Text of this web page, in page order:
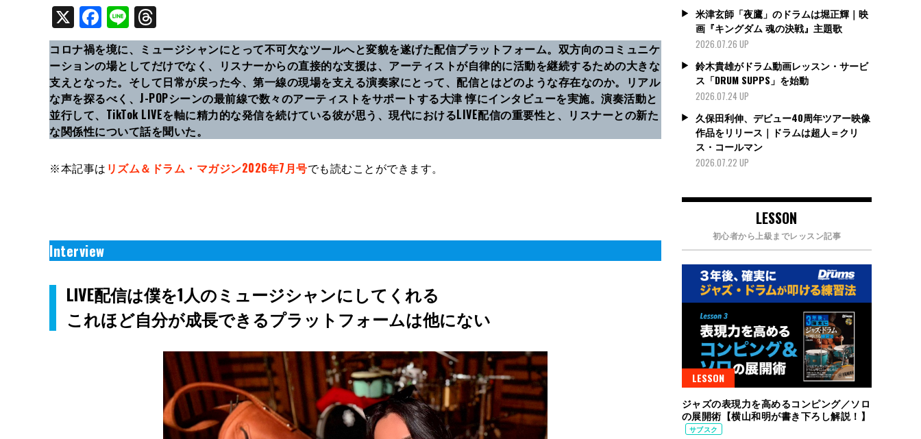
X Facebook
Line
コロナ禍を境に、ミュージシャンにとって不可欠なツールへと変貌を遂げた配信プラットフォーム。双方向のコミュニケ
ーションの場としてだけでなく、リスナーからの直接的な支援は、アーティストが自律的に活動を継続するための大きな
支えとなった。そして日常が戻った今、第一線の現場を支える演奏家にとって、配信とはどのような存在なのか。リアル
な声を探るべく、J-POPシーンの最前線で数々のアーティストをサポートする大津 惇にインタビューを実施。演奏活動と
並行して、TikTok LIVEを軸に精力的な発信を続けている彼が思う、現代におけるLIVE配信の重要性と、リスナーとの新た
な関係性について話を聞いた。
※本記事は リズム＆ドラム・マガジン2026年7月号でも読むことができます。
Interview
LIVE配信は僕を1人のミュージシャンにしてくれる
これほど自分が成長できるプラットフォームは他にない
米津玄師「夜鷹」のドラムは堀正輝｜映
画『キングダム 魂の決戦』主題歌
2026.07.26 UP
鈴木貴雄がドラム動画レッスン・サービ
ス「DRUM SUPPS」を始動
2026.07.24 UP
久保田利伸、デビュー40周年ツアー映像
作品をリリース｜ドラムは超人＝クリ
ス・コールマン
2026.07.22 UP
LESSON
初心者から上級までレッスン記事
LESSON
ジャズの表現力を高めるコンピング／ソロ
の展開術【横山和明が書き下ろし解説！】
サブスク